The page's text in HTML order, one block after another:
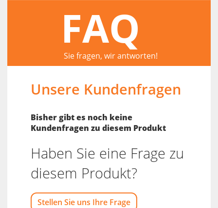
FAQ
Sie fragen, wir antworten!
Unsere Kundenfragen
Bisher gibt es noch keine
Kundenfragen zu diesem Produkt
Haben Sie eine Frage zu
diesem Produkt?
Stellen Sie uns Ihre Frage